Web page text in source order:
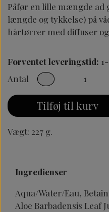
Påfør en lille mængde ad
længde og tykkelse) på
hårtørrer med diffuser
Forventet leveringstid:
Antal
Tilføj til kurv
Vægt: 227 g.
Ingredienser
Aqua/Water/Eau,
Aloe Barbadensis Leaf